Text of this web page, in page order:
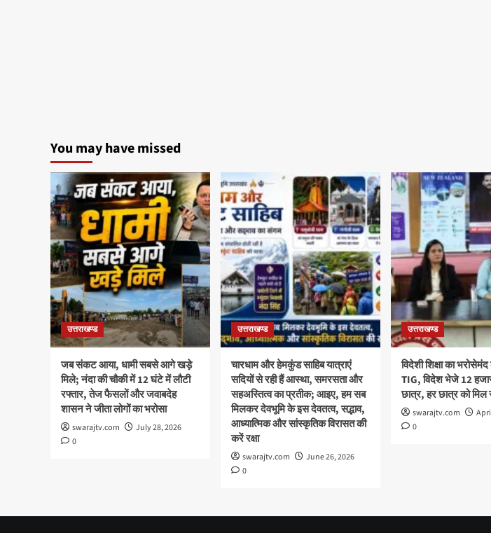
You may have missed
उत्तराखण्ड
जब संकट आया, धामी सबसे आगे खड़े
मिले; नंदा की चौकी में 12 घंटे में लौटी
रफ्तार, तेज फैसलों और जवाबदेह
शासन ने जीता लोगों का भरोसा
swarajtv.com
July 28, 2026
0
उत्तराखण्ड
चारधाम और हेमकुंड साहिब यात्राएं
सदियों से रही हैं आस्था, समरसता और
सहअस्तित्व का प्रतीक; आइए, हम सब
मिलकर देवभूमि के इस देवतत्व, सद्भाव,
आध्यात्मिक और सांस्कृतिक विरासत की
करें रक्षा
swarajtv.com
June 26, 2026
0
उत्तराखण्ड
विदेशी शिक्षा का
TIG, विदेश भेजे 12
छात्र, हर छात्र को मिल
swarajtv.com
0